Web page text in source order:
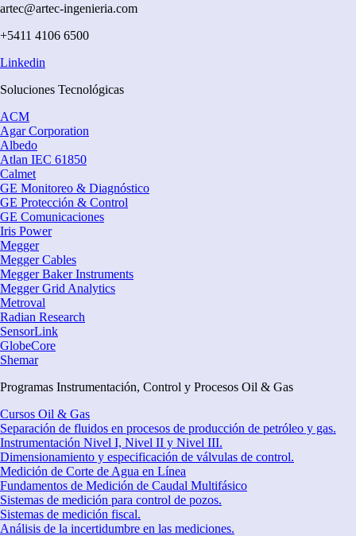
artec@artec-ingenieria.com
+5411 4106 6500
Linkedin
Soluciones Tecnológicas
ACM
Agar Corporation
Albedo
Atlan IEC 61850
Calmet
GE Monitoreo & Diagnóstico
GE Protección & Control
GE Comunicaciones
Iris Power
Megger
Megger Cables
Megger Baker Instruments
Megger Grid Analytics
Metroval
Radian Research
SensorLink
GlobeCore
Shemar
Programas Instrumentación, Control y Procesos Oil & Gas
Cursos Oil & Gas
Separación de fluidos en procesos de producción de petróleo y gas.
Instrumentación Nivel I, Nivel II y Nivel III.
Dimensionamiento y especificación de válvulas de control.
Medición de Corte de Agua en Línea
Fundamentos de Medición de Caudal Multifásico
Sistemas de medición para control de pozos.
Sistemas de medición fiscal.
Análisis de la incertidumbre en las mediciones.